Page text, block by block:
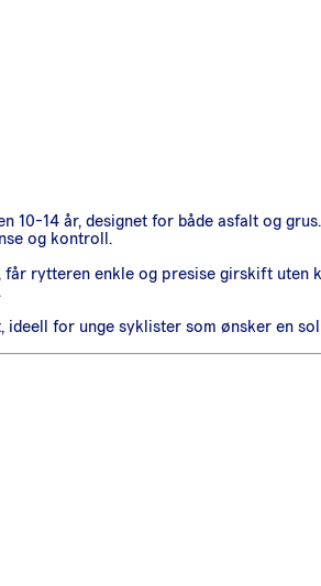
10-14 år, designet for både asfalt og
og kontroll.
rytteren enkle og presise girskift
ideell for unge syklister som ønsker en